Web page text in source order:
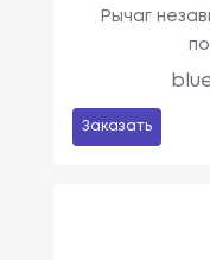
Рычаг
Заказать